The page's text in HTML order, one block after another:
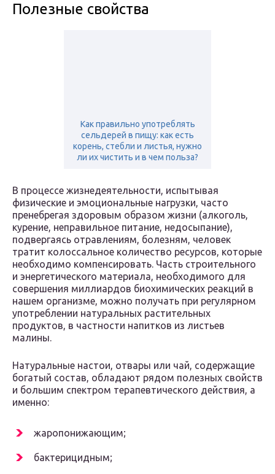
Полезные свойства
Как правильно употреблять
сельдерей в пищу: как есть
корень, стебли и листья, нужно
ли их чистить и в чем польза?
В процессе жизнедеятельности, испытывая
физические и эмоциональные нагрузки, часто
пренебрегая здоровым образом жизни (алкоголь,
курение, неправильное питание, недосыпание),
подвергаясь отравлениям, болезням, человек
тратит колоссальное количество ресурсов, которые
необходимо компенсировать. Часть строительного
и энергетического материала, необходимого для
совершения миллиардов биохимических реакций в
нашем организме, можно получать при регулярном
употреблении натуральных растительных
продуктов, в частности напитков из листьев
малины.
Натуральные настои, отвары или чай, содержащие
богатый состав, обладают рядом полезных свойств
и большим спектром терапевтического действия, а
именно:
жаропонижающим;
бактерицидным;